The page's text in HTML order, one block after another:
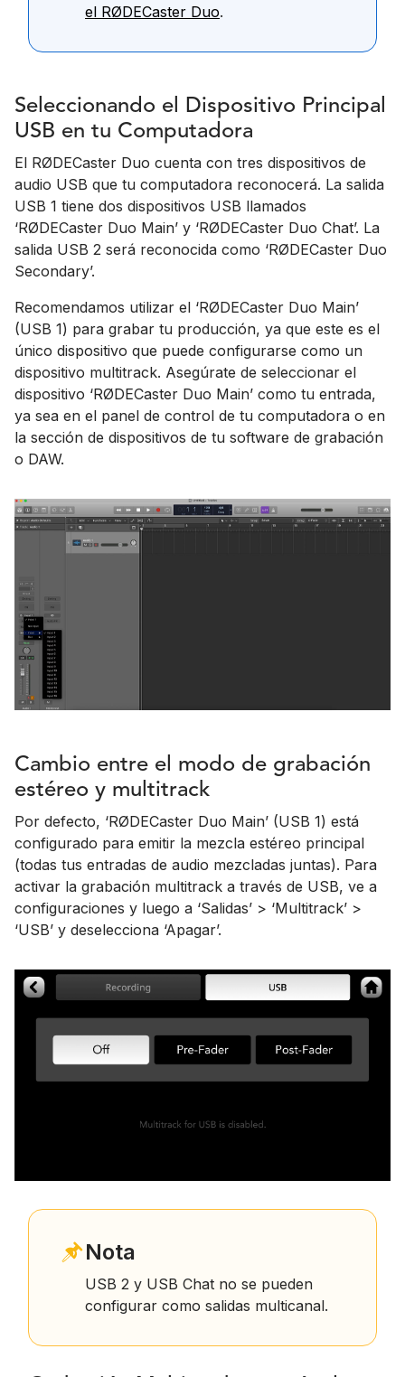
el RØDECaster Duo.
Seleccionando el Dispositivo Principal
USB en tu Computadora
El RØDECaster Duo cuenta con tres dispositivos de
audio USB que tu computadora reconocerá. La salida
USB 1 tiene dos dispositivos USB llamados
‘RØDECaster Duo Main’ y ‘RØDECaster Duo Chat’. La
salida USB 2 será reconocida como ‘RØDECaster Duo
Secondary’.
Recomendamos utilizar el ‘RØDECaster Duo Main’
(USB 1) para grabar tu producción, ya que este es el
único dispositivo que puede configurarse como un
dispositivo multitrack. Asegúrate de seleccionar el
dispositivo ‘RØDECaster Duo Main’ como tu entrada,
ya sea en el panel de control de tu computadora o en
la sección de dispositivos de tu software de grabación
o DAW.
Cambio entre el modo de grabación
estéreo y multitrack
Por defecto, ‘RØDECaster Duo Main’ (USB 1) está
configurado para emitir la mezcla estéreo principal
(todas tus entradas de audio mezcladas juntas). Para
activar la grabación multitrack a través de USB, ve a
configuraciones y luego a ‘Salidas’ > ‘Multitrack’ >
‘USB’ y deselecciona ‘Apagar’.
Nota
USB 2 y USB Chat no se pueden
configurar como salidas multicanal.